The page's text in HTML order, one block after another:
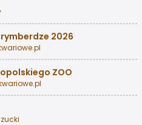
2026
ZOO